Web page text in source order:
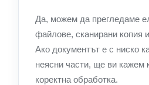
Да, можем да прегледаме
файлове, сканирани копия
Ако документът е с ниско
неясни части, ще ви кажем
коректна обработка.